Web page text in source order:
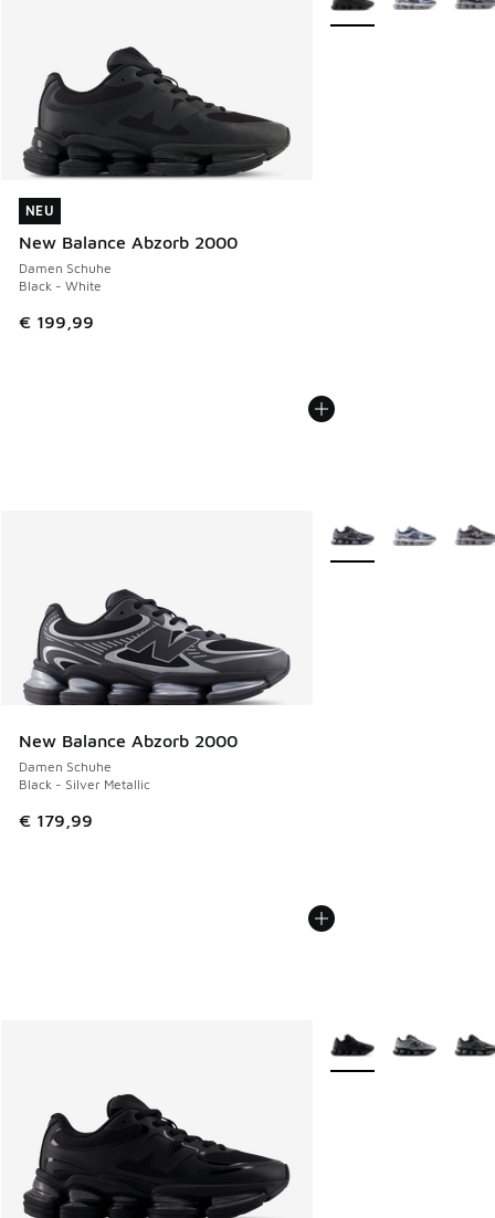
NEU
New Balance Abzorb 2000
Damen Schuhe
Black - White
€ 199,99
NEU
New Balance Abzorb 2000
Damen Schuhe
Black - Silver Metallic
€ 179,99
Weitere Farben
Weitere Farben